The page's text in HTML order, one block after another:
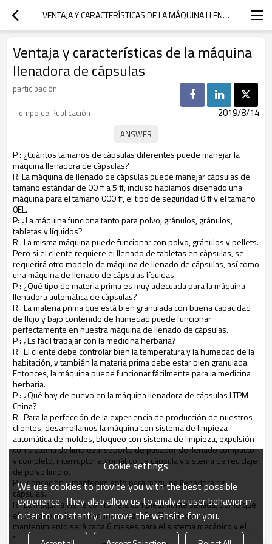
VENTAJA Y CARACTERÍSTICAS DE LA MÁQUINA LLENADORA DE CÁPSULAS
Ventaja y características de la máquina
llenadora de cápsulas
participación
Tiempo de Publicación
2019/8/14
P: ¿Cuántos tamaños de cápsulas diferentes puede manejar la
máquina llenadora de cápsulas?
R: La máquina de llenado de cápsulas puede manejar cápsulas de
tamaño estándar de 00 # a 5 #, incluso habíamos diseñado una
máquina para el tamaño 000 #, el tipo de seguridad 0 # y el tamaño
0EL.
P: ¿La máquina funciona tanto para polvo, gránulos, gránulos,
tabletas y líquidos?
R: La misma máquina puede funcionar con polvo, gránulos y pellets.
Pero si el cliente requiere el llenado de tabletas en cápsulas, se
requerirá otro modelo de máquina de llenado de cápsulas, así como
una máquina de llenado de cápsulas líquidas.
P: ¿Qué tipo de materia prima es muy adecuada para la máquina
llenadora automática de cápsulas?
R: La materia prima que está bien granulada con buena capacidad
de flujo y bajo contenido de humedad puede funcionar
perfectamente en nuestra máquina de llenado de cápsulas.
P: ¿Es fácil trabajar con la medicina herbaria?
R: El cliente debe controlar bien la temperatura y la humedad de la
habitación, y también la materia prima debe estar bien granulada.
Entonces, la máquina puede funcionar fácilmente para la medicina
herbaria.
P: ¿Qué hay de nuevo en la máquina llenadora de cápsulas LTPM
China?
R: Para la perfección de la experiencia de producción de nuestros
clientes, desarrollamos la máquina con sistema de limpieza
automática de moldes, bloqueo con sistema de limpieza, expulsión
con sistema de limpieza, soporte de pasador de llenado compacto
y completo, interruptor automático de cápsula y sistema de reciclaje
de polvo limpio.
P: Lubricación y mantenimiento para máquina llenadora de
cápsulas.
R: La máquina viene con torreta completamente sellada, por lo que
el cliente puede lubricar una vez al año. El período de
mantenimiento será cada 6 meses para el sistema mecánico y el
sistema eléctrico. Los clientes pueden hacerlo fácilmente siguiendo
Cookie settings
We use cookies to provide you with the best possible
experience. They also allow us to analyze user behavior in
order to constantly improve the website for you.